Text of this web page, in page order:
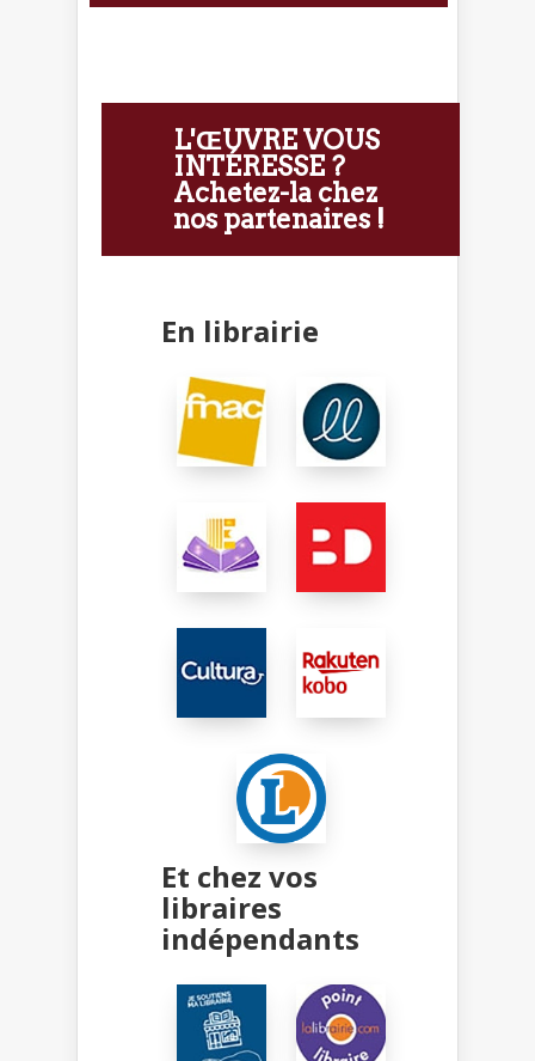
L'ŒUVRE VOUS
INTÉRESSE ?
Achetez-la chez
nos partenaires !
En librairie
Et chez vos
libraires
indépendants